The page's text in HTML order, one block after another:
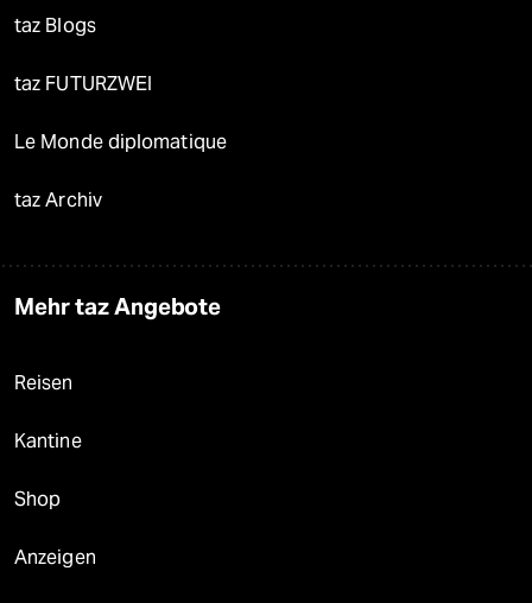
taz Blogs
taz FUTURZWEI
Le Monde diplomatique
taz Archiv
Mehr taz Angebote
Reisen
Kantine
Shop
Anzeigen